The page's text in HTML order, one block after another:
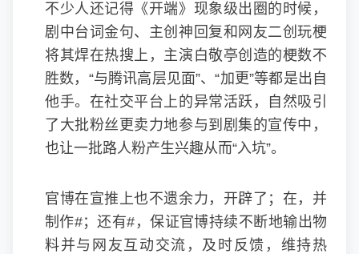
不少人还记得《开端》现象级出圈的时候，
剧中台词金句、主创神回复和网友二创玩梗
将其焊在热搜上，主演白敬亭创造的梗数不
胜数，“与腾讯高层见面”、“加更”等都是出自
他手。在社交平台上的异常活跃，自然吸引
了大批粉丝更卖力地参与到剧集的宣传中，
也让一批路人粉产生兴趣从而“入坑”。
官博在宣推上也不遗余力，开辟了；在，并
制作#；还有#，保证官博持续不断地输出物
料并与网友互动交流，及时反馈，维持热